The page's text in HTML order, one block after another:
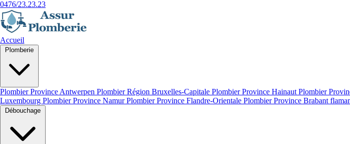
0476/23.23.23
Accueil
Plombier Province Antwerpen Plombier Région Bruxelles-Capitale Plombier Province Hainaut Plombier
Luxembourg Plombier Province NamurPlombier Province Flandre-Orientale Plombier Province Brabant